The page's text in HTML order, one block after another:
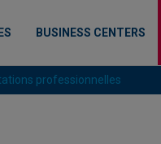
BUSINESS CENTERS
professionnelles